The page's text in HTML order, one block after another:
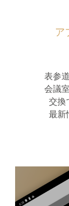
ア
表参
会議
交換
最新